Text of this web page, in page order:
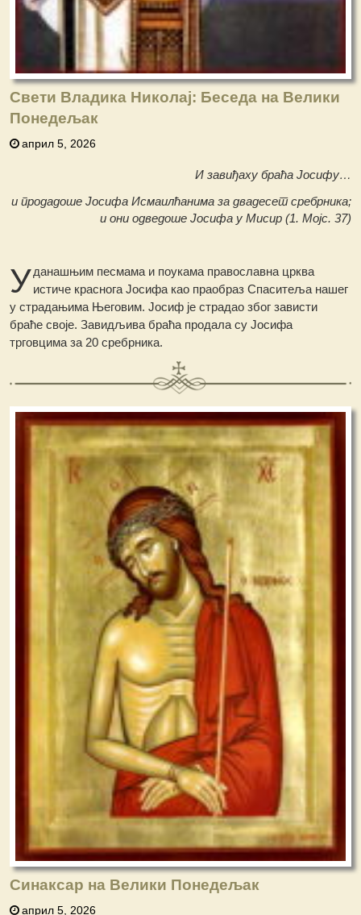
Свети Владика Николај: Беседа на Велики
Понедељак
април 5, 2026
И завиђаху браћа Јосифу…
и продадоше Јосифа Исмаилћанима за двадесет сребрника;
и они одведоше Јосифа у Мисир (1. Мојс. 37)
Уданашњим песмама и поукама православна црква
истиче краснога Јосифа као праобраз Спаситеља нашег
у страдањима Његовим. Јосиф је страдао због зависти
браће своје. Завидљива браћа продала су Јосифа
трговцима за 20 сребрника.
Синаксар на Велики Понедељак
април 5, 2026